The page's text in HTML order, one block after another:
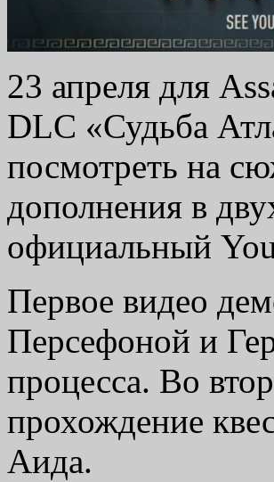
23 апреля для
DLC «Судьба
посмотреть на
дополнения в
официальный
Первое видео
Персефоной и
процесса. Во
прохождение
Аида.